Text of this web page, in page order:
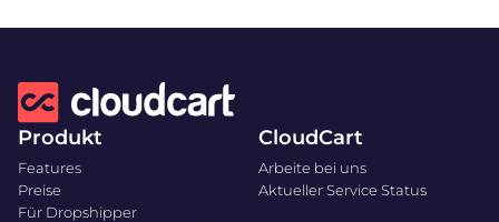
Produkt
Features
Preise
Für Dropshipper
CloudCart
Arbeite bei uns
Aktueller Service Status